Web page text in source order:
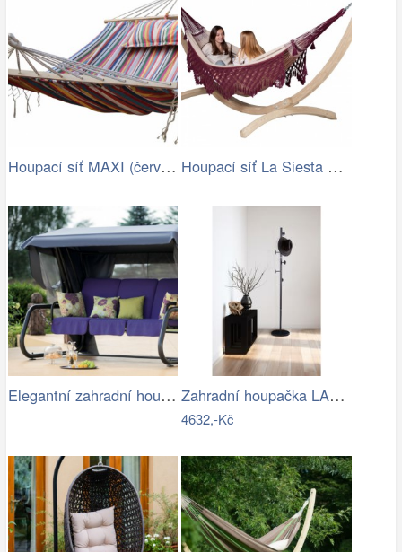
Houpací síť MAXI (červená) | Jena… Houpací síť La Siesta Bossanova Family …
Elegantní zahradní houpačka VENEZIA Zahradní houpačka LAMIA Tempo Kondela
4632,-Kč